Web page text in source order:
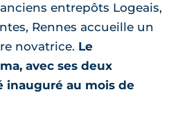
entrepôts Logeais,
Rennes accueille un
novatrice. Le
avec ses deux
inauguré au mois de